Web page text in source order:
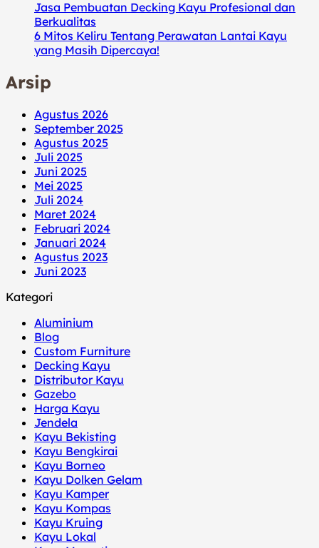
Jasa Pembuatan Decking Kayu Profesional dan
Berkualitas
6 Mitos Keliru Tentang Perawatan Lantai Kayu
yang Masih Dipercaya!
Arsip
Agustus 2026
September 2025
Agustus 2025
Juli 2025
Juni 2025
Mei 2025
Juli 2024
Maret 2024
Februari 2024
Januari 2024
Agustus 2023
Juni 2023
Kategori
Aluminium
Blog
Custom Furniture
Decking Kayu
Distributor Kayu
Gazebo
Harga Kayu
Jendela
Kayu Bekisting
Kayu Bengkirai
Kayu Borneo
Kayu Dolken Gelam
Kayu Kamper
Kayu Kompas
Kayu Kruing
Kayu Lokal